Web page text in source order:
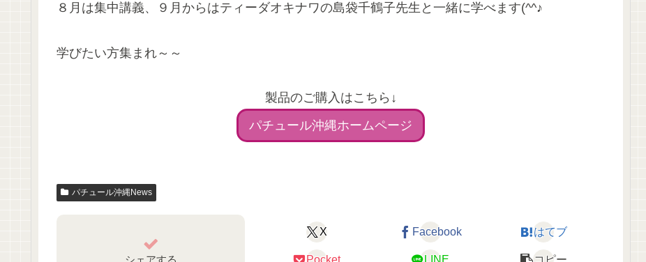
８月は集中講義、９月からはティーダオキナワの島袋千鶴子先生と一緒に学べます(^^♪
学びたい方集まれ～～
製品のご購入はこちら↓
パチュール沖縄ホームページ
パチュール沖縄News
X Facebook はてブ